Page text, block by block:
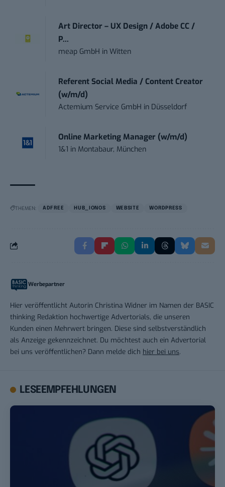
Art Director – UX Design / Adobe CC /
P...
meap GmbH inWitten
Referent Social Media / Content Creator
(w/m/d)
Actemium Service GmbH in Düsseldorf
Online Marketing Manager (w/m/d)
1&1 in Montabaur, München
THEMEN: ADFREE HUB_IONOS WEBSITE WORDPRESS
Werbepartner
Hier veröffentlicht Autorin Christina Widner im Namen der BASIC
thinking Redaktion hochwertige Advertorials, die unseren
Kunden einen Mehrwert bringen. Diese sind selbstverständlich
als Anzeige gekennzeichnet. Du möchtest auch ein Advertorial
bei uns veröffentlichen? Dann melde dich hier bei uns.
LESEEMPFEHLUNGEN